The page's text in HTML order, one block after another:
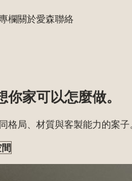
欄關於愛森聯絡
家可以怎麼做。
格局、材質與客製能力的案